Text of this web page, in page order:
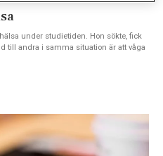
under studietiden. Hon sökte, fick
till andra i samma situation är att våga